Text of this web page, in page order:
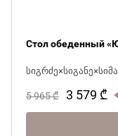
Стол обеденный
5 965₾ 3 579 ₾